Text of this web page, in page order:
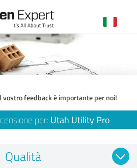
vostro feedback è importante per noi!
per: Utah Utility Pro
Qualità